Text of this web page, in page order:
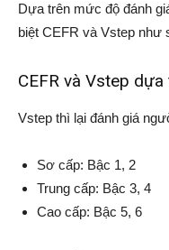
Dựa trên mức độ đánh
biệt CEFR và Vstep như
CEFR và Vstep
Vstep thì lại đánh giá
Sơ cấp: Bậc 1, 2
Trung cấp: Bậc 3, 4
Cao cấp: Bậc 5, 6